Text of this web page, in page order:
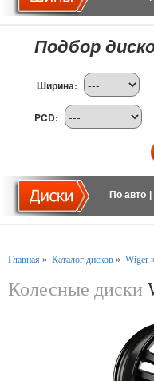
Подбор
Ширина:
PCD:
По авто
Главная » Каталог дисков » Wiger
Колесные диски